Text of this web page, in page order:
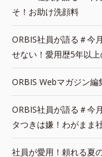
そ！お助け洗顔料
ORBIS社員が語る＃今
せない！愛用歴5年以
ORBIS Webマガジン
ORBIS社員が語る＃今
タつきは嫌！わがまま
社員が愛用！頼れる夏